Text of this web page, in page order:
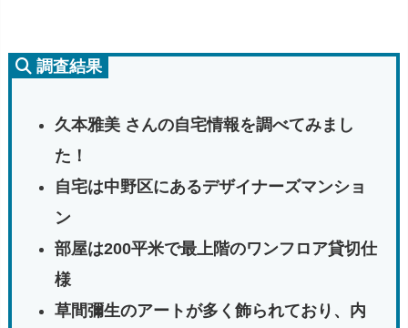
調査結果
久本雅美 さんの自宅情報を調べてみまし
た！
自宅は中野区にあるデザイナーズマンショ
ン
部屋は200平米で最上階のワンフロア貸切仕
様
草間彌生のアートが多く飾られており、内